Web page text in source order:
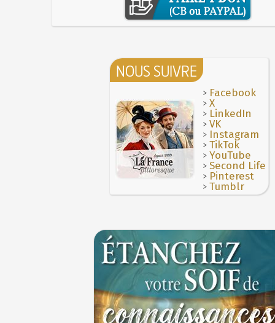
NOUS SUIVRE
> Facebook
>X
> LinkedIn
>VK
> Instagram
>TikTok
>YouTube
>Second Life
> Pinterest
>Tumblr